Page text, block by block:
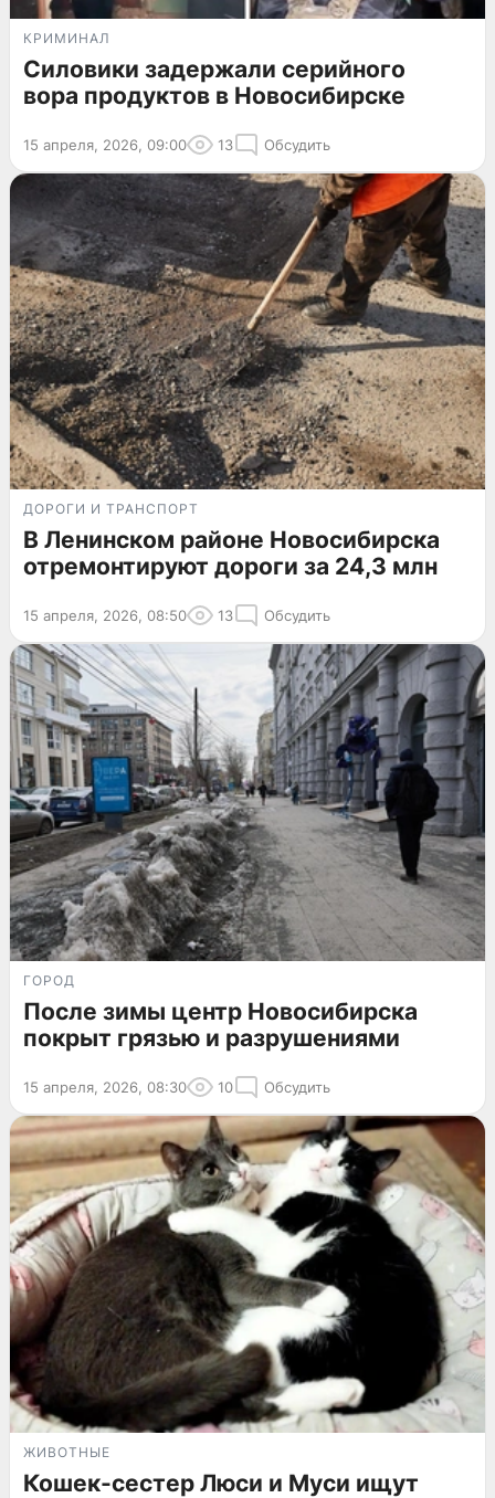
КРИМИНАЛ
Силовики задержали серийного
вора продуктов в Новосибирске
15 апреля, 2026, 09:00 13 Обсудить
ДОРОГИ И ТРАНСПОРТ
В Ленинском районе Новосибирска
отремонтируют дороги за 24,3 млн
15 апреля, 2026, 08:50 13 Обсудить
ГОРОД
После зимы центр Новосибирска
покрыт грязью и разрушениями
15 апреля, 2026, 08:30 10 Обсудить
ЖИВОТНЫЕ
Кошек-сестер Люси и Муси ищут